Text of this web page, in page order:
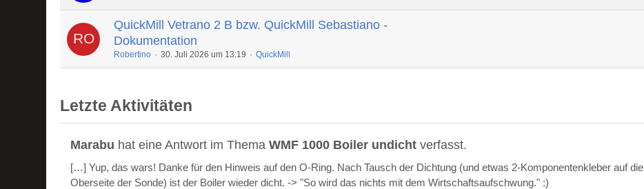
QuickMill Vetrano 2 B bzw. QuickMill Sebastiano -
Dokumentation
Robertino 30. Juli 2026 um 13:19 QuickMill
Letzte Aktivitäten
Marabu hat eine Antwort im ThemaWMF 1000 Boiler undicht verfasst.
[…] Yup, das wars! Danke für den Hinweis auf den O-Ring. Nach Tausch der Dichtung (und etwas 2-Komponentenkleber auf die
Oberseite der Sonde) ist der Boiler wieder dicht. -> "So wird das nichts mit dem Wirtschaftsaufschwung." :)